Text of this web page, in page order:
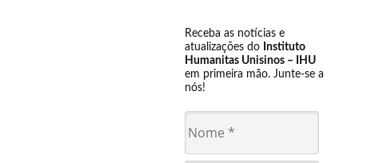
Receba as notícias e
atualizações do Instituto
Humanitas Unisinos – IHU
em primeira mão. Junte-se a
nós!